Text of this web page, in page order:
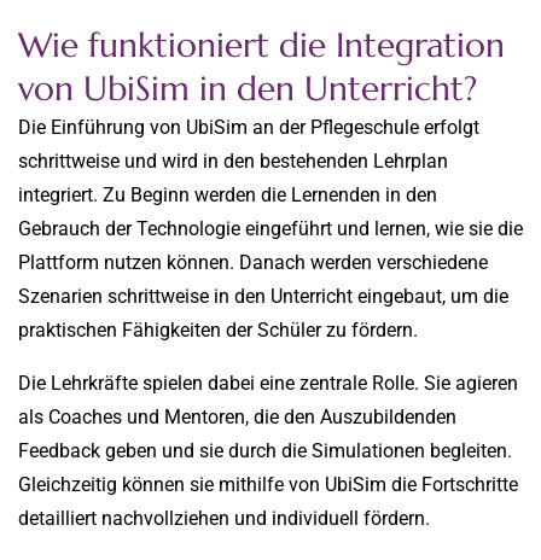
Wie funktioniert die Integration
von UbiSim in den Unterricht?
Die Einführung von UbiSim an der Pflegeschule erfolgt
schrittweise und wird in den bestehenden Lehrplan
integriert. Zu Beginn werden die Lernenden in den
Gebrauch der Technologie eingeführt und lernen, wie sie die
Plattform nutzen können. Danach werden verschiedene
Szenarien schrittweise in den Unterricht eingebaut, um die
praktischen Fähigkeiten der Schüler zu fördern.
Die Lehrkräfte spielen dabei eine zentrale Rolle. Sie agieren
als Coaches und Mentoren, die den Auszubildenden
Feedback geben und sie durch die Simulationen begleiten.
Gleichzeitig können sie mithilfe von UbiSim die Fortschritte
detailliert nachvollziehen und individuell fördern.